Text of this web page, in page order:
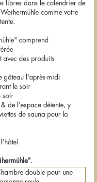
libres dans le calendrier de
comme votre
comprend
avec des produits
gâteau l'après-midi
le soir
soir
de l'espace détente, y
de sauna pour la
double pour une